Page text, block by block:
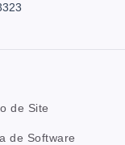
de Site
de Software